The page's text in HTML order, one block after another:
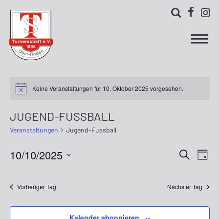
  
Keine Veranstaltungen für 10. Oktober 2025 vorgesehen.
JUGEND-FUSSBALL
Veranstaltungen Jugend-Fussball
und
Suche
Tag
10/10/2025
Vorheriger Tag Nächster Tag